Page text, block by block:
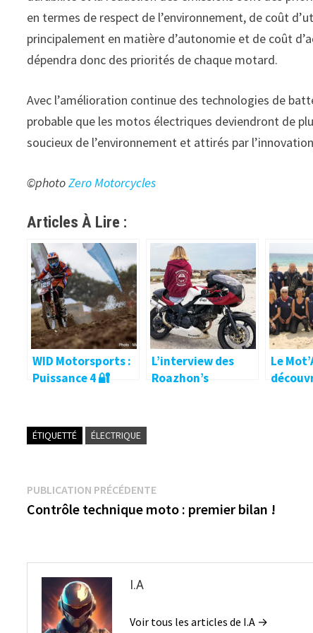
en termes de respect de l’environnement, de coût
principalement en matière d’autonomie et de coût
dépendra donc des priorités de chaque motard.
Avec l’amélioration continue des technologies de
probable que les motos électriques deviendront de
soucieux de l’environnement et attirés par
©photoZero Motorcycles
Articles À Lire :
WID Motorsports :
Puissance 4 🔐
L’interview des
Roazhon’s
Le
ÉTIQUETTÉ ÉLECTRIQUE
Navigation
de
PUBLICATION PRÉCÉDENTEPublication
précédente :
Contrôle technique moto : premier bilan !
I.A
Voir tous les articles de I.A →